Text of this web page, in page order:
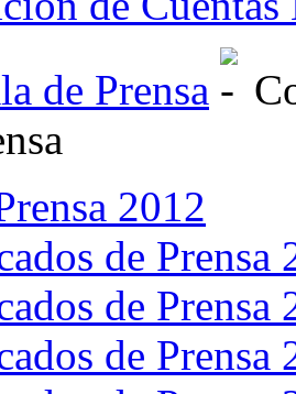
de Prensa
2012
de Prensa
de Prensa
de Prensa